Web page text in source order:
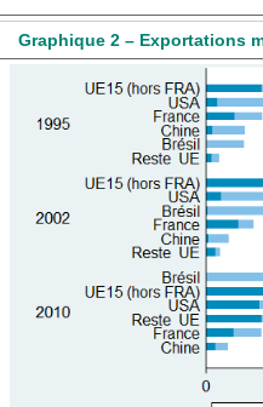
Graphique 2 – Exportations